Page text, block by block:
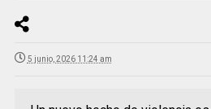
5 junio, 2026 11:24 am